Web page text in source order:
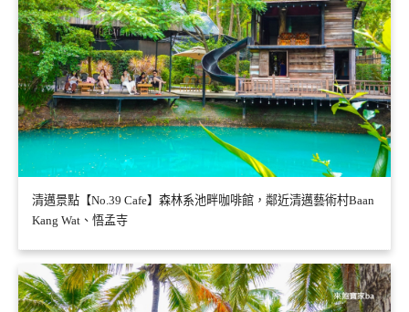
清邁景點【No.39 Cafe】森林系池畔咖啡館，鄰近清邁藝術村Baan
Kang Wat、悟孟寺